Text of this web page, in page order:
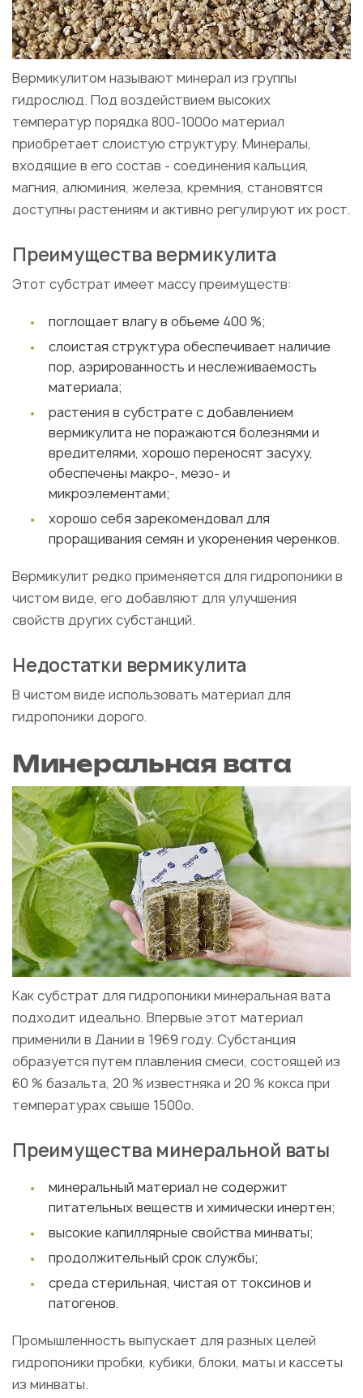
Вермикулитом называют минерал из группы
гидрослюд. Под воздействием высоких
температур порядка 800-1000о материал
приобретает слоистую структуру. Минералы,
входящие в его состав - соединения кальция,
магния, алюминия, железа, кремния, становятся
доступны растениям и активно регулируют их рост.
Преимущества вермикулита
Этот субстрат имеет массу преимуществ:
поглощает влагу в объеме 400 %;
слоистая структура обеспечивает наличие
пор, аэрированность и неслеживаемость
материала;
растения в субстрате с добавлением
вермикулита не поражаются болезнями и
вредителями, хорошо переносят засуху,
обеспечены макро-, мезо- и
микроэлементами;
хорошо себя зарекомендовал для
проращивания семян и укоренения черенков.
Вермикулит редко применяется для гидропоники в
чистом виде, его добавляют для улучшения
свойств других субстанций.
Недостатки вермикулита
В чистом виде использовать материал для
гидропоники дорого.
Минеральная вата
Как субстрат для гидропоники минеральная вата
подходит идеально. Впервые этот материал
применили в Дании в 1969 году. Субстанция
образуется путем плавления смеси, состоящей из
60 % базальта, 20 % известняка и 20 % кокса при
температурах свыше 1500о.
Преимущества минеральной ваты
минеральный материал не содержит
питательных веществ и химически инертен;
высокие капиллярные свойства минваты;
продолжительный срок службы;
среда стерильная, чистая от токсинов и
патогенов.
Промышленность выпускает для разных целей
гидропоники пробки, кубики, блоки, маты и кассеты
из минваты.